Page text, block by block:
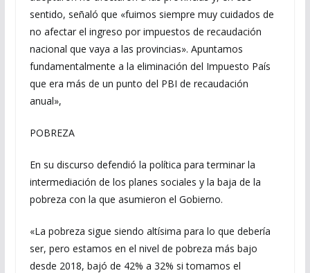
sentido, señaló que «fuimos siempre muy cuidados de
no afectar el ingreso por impuestos de recaudación
nacional que vaya a las provincias». Apuntamos
fundamentalmente a la eliminación del Impuesto País
que era más de un punto del PBI de recaudación
anual»,
POBREZA
En su discurso defendió la política para terminar la
intermediación de los planes sociales y la baja de la
pobreza con la que asumieron el Gobierno.
«La pobreza sigue siendo altísima para lo que debería
ser, pero estamos en el nivel de pobreza más bajo
desde 2018, bajó de 42% a 32% si tomamos el